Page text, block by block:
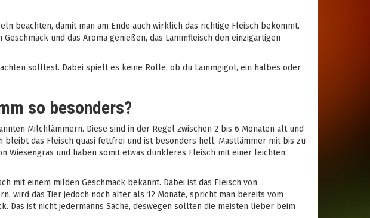
beachten, damit man am Ende auch wirklich das richtige Fleisch bekommt.
und das Aroma genießen, das Lammfleisch den einzigartigen
solltest. Dabei spielt es keine Rolle, ob du Lammgigot, ein halbes oder
so besonders?
Milchlämmern. Diese sind in der Regel zwischen 2 bis 6 Monaten alt und
bleibt das Fleisch quasi fettfrei und ist besonders hell. Mastlämmer mit bis zu
Wiesengras und haben somit etwas dunkleres Fleisch mit einer leichten
mit einem milden Geschmack bekannt. Dabei ist das Fleisch von
wird das Tier jedoch noch älter als 12 Monate, spricht man bereits vom
Das ist nicht jedermanns Sache, deswegen sollten die meisten lieber beim